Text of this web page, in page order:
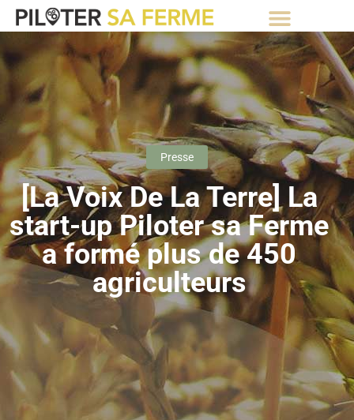
Presse
[La Voix De La Terre] La
start-up Piloter sa Ferme
a formé plus de 450
agriculteurs